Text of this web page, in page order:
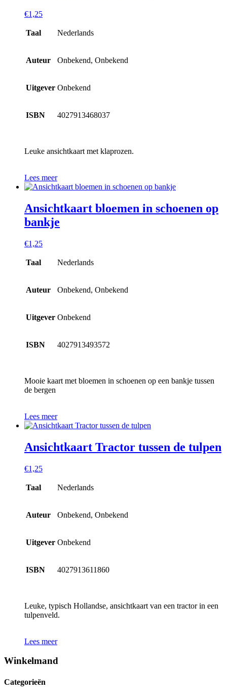
€1,25
Taal Nederlands
Auteur Onbekend, Onbekend
Uitgever Onbekend
ISBN 4027913468037
Leuke ansichtkaart met klaprozen.
Lees meer
Ansichtkaart bloemen in schoenen op
bankje
€1,25
Taal Nederlands
Auteur Onbekend, Onbekend
Uitgever Onbekend
ISBN 4027913493572
Mooie kaart met bloemen in schoenen op een bankje tussen
de bergen
Lees meer
Ansichtkaart Tractor tussen de tulpen
€1,25
Taal Nederlands
Auteur Onbekend, Onbekend
Uitgever Onbekend
ISBN 4027913611860
Leuke, typisch Hollandse, ansichtkaart van een tractor in een
tulpenveld.
Lees meer
Winkelmand
Categorieën